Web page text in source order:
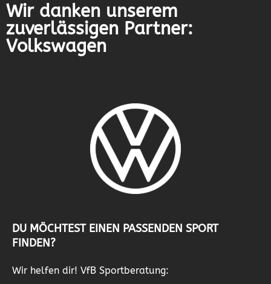
Wir danken unserem
zuverlässigen Partner:
Volkswagen
DU MÖCHTEST EINEN PASSENDEN SPORT
FINDEN?
Wir helfen dir! VfB Sportberatung: